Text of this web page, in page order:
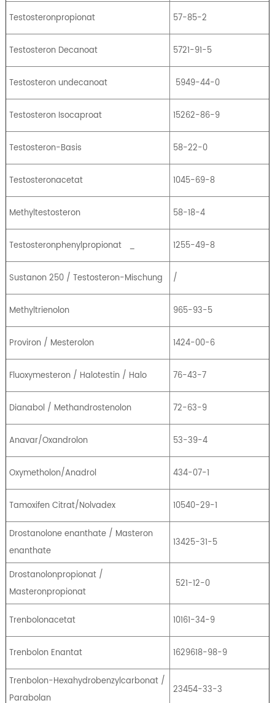
Testosteronpropionat 57-85-2
Testosteron Decanoat 5721-91-5
Testosteron undecanoat 5949-44-0
Testosteron Isocaproat 15262-86-9
Testosteron-Basis 58-22-0
Testosteronacetat 1045-69-8
Methyltestosteron 58-18-4
Testosteronphenylpropionat _ 1255-49-8
Sustanon 250 / Testosteron-Mischung /
Methyltrienolon 965-93-5
Proviron / Mesterolon 1424-00-6
Fluoxymesteron / Halotestin / Halo 76-43-7
Dianabol / Methandrostenolon 72-63-9
Anavar/Oxandrolon 53-39-4
Oxymetholon/Anadrol 434-07-1
Tamoxifen Citrat/Nolvadex 10540-29-1
Drostanolone enanthate / Masteron
enanthate
13425-31-5
Drostanolonpropionat /
Masteronpropionat
521-12-0
Trenbolonacetat 10161-34-9
Trenbolon Enantat 1629618-98-9
Trenbolon-Hexahydrobenzylcarbonat /
Parabolan
23454-33-3